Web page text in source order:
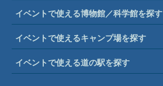
イベントで使える博物館／科学館を探す
イベントで使えるキャンプ場を探す
イベントで使える道の駅を探す